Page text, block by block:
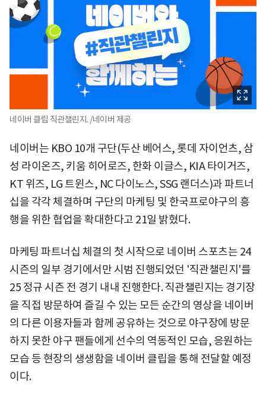
네이버 클립 직관챌린지. /네이버 제공
네이버는 KBO 10개 구단(두산 베어스, 롯데 자이언츠, 삼
성 라이​온즈, 키움 히어로즈, 한화 이글스, KIA 타이거즈,
KT 위즈, LG 트윈스, NC 다이노스, SSG 랜더스)과 파트너
십을 각각 체결하며 구단의 마케팅 및 한국프로야구의 흥
행을 위한 협업을 확대한다고 21일 밝혔다.
마케팅 파트너십 체결의 첫 시작으로 네이버 스포츠는 24
시즌의 일부 경기에서만 시범 진행되었던 '직관챌린지'를
25 정규 시즌 전 경기 내내 진행한다. 직관챌린지는 경기장
을 직접 방문하여 즐길 수 있는 모든 순간의 영상을 네이버
의 다른 이용자들과 함께 공유하는 것으로 야구장에 방문
하지 못한 야구 팬들에게 선수의 역동적인 모습, 응원하는
모습 등 현장의 생생함을 네이버 클립을 통해 전달할 예정
이다.